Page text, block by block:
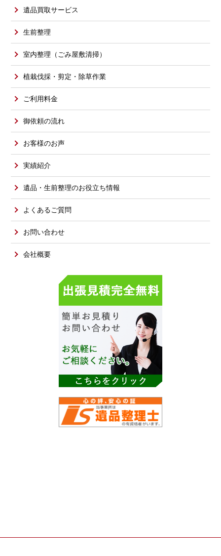
遺品買取サービス
生前整理
室内整理（ごみ屋敷清掃）
植栽伐採・剪定・除草作業
ご利用料金
御依頼の流れ
お客様のお声
実績紹介
遺品・生前整理のお役立ち情報
よくあるご質問
お問い合わせ
会社概要